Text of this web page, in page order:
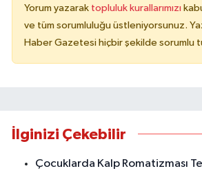
Yorum yazarak topluluk kurallarımızı
ve tüm sorumluluğu üstleniyorsunuz.
Haber Gazetesi hiçbir şekilde sorumlu
İlginizi Çekebilir
Çocuklarda Kalp Romatizması